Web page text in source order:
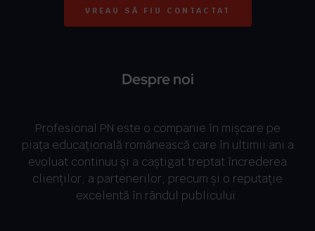
VREAU SĂ FIU CONTACTAT
Despre noi
Profesional PN este o companie în mişcare pe
piața educațională românească care în ultimii ani a
evoluat continuu şi a caştigat treptat încrederea
clienţilor, a partenerilor, precum şi o reputaţie
excelentă în rândul publicului.